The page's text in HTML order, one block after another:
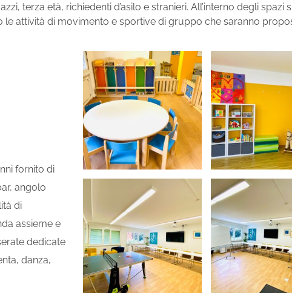
terza età, richiedenti d’asilo e stranieri. All’interno degli
attività di movimento e sportive di gruppo che saranno
fornito di
angolo
di
assieme e
dedicate
danza,